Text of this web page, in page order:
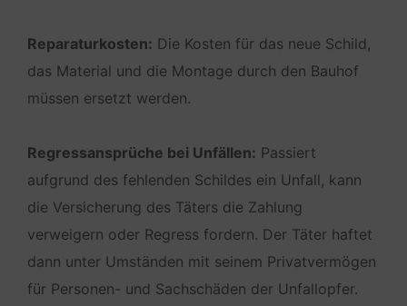
Reparaturkosten: Die Kosten für das neue Schild,
das Material und die Montage durch den Bauhof
müssen ersetzt werden.
Regressansprüche bei Unfällen: Passiert
aufgrund des fehlenden Schildes ein Unfall, kann
die Versicherung des Täters die Zahlung
verweigern oder Regress fordern. Der Täter haftet
dann unter Umständen mit seinem Privatvermögen
für Personen- und Sachschäden der Unfallopfer.